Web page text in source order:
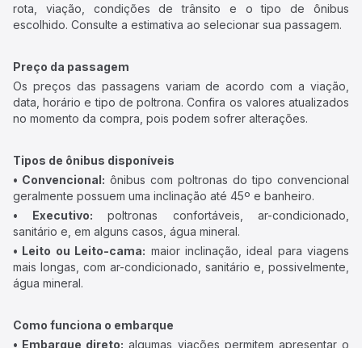
rota, viação, condições de trânsito e o tipo de ônibus
escolhido. Consulte a estimativa ao selecionar sua passagem.
Preço da passagem
Os preços das passagens variam de acordo com a viação,
data, horário e tipo de poltrona. Confira os valores atualizados
no momento da compra, pois podem sofrer alterações.
Tipos de ônibus disponíveis
• Convencional: ônibus com poltronas do tipo convencional
geralmente possuem uma inclinação até 45º e banheiro.
• Executivo: poltronas confortáveis, ar-condicionado,
sanitário e, em alguns casos, água mineral.
• Leito ou Leito-cama: maior inclinação, ideal para viagens
mais longas, com ar-condicionado, sanitário e, possivelmente,
água mineral.
Como funciona o embarque
• Embarque direto: algumas viações permitem apresentar o